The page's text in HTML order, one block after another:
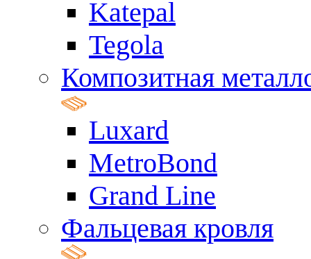
Katepal
Tegola
Композитная
Luxard
MetroBond
Grand Line
Фальцевая кровля